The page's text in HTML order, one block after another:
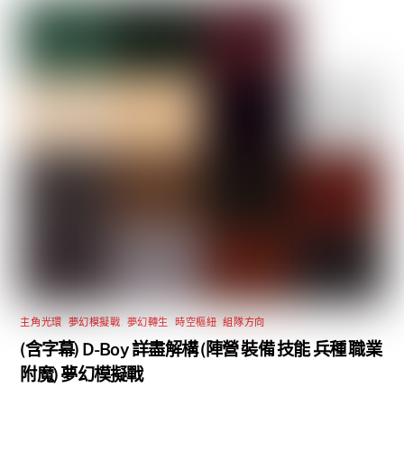
主角光環 夢幻模擬戰 夢幻轉生 時空樞紐 ,組隊方向
(含字幕) D-Boy 詳盡解構 (陣營 裝備 技能 兵種 職業
附魔) 夢幻模擬戰